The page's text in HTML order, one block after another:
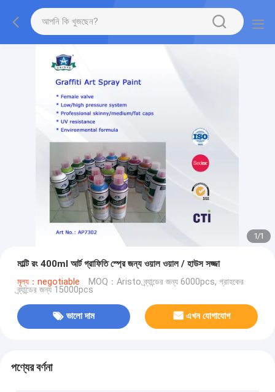
1/1
মাল্টি রং 400ml আর্ট গ্রাফিতি স্প্রে জন্য ওয়াল ওয়াল / হাউস সজ্জা
মূল্য：negotiable MOQ：Aristo ব্র্যান্ডের জন্য 6000pcs, গ্রাহকের
ব্র্যান্ডের জন্য 15000pcs
ভালো দাম এখন যোগাযোগ
পণ্যের বর্ণনা